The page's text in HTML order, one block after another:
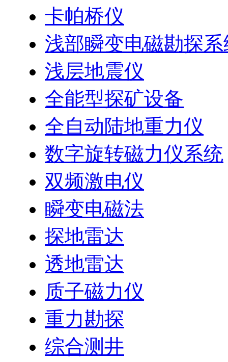
卡帕桥仪
浅部瞬变电磁勘探系
浅层地震仪
全能型探矿设备
全自动陆地重力仪
数字旋转磁力仪系统
双频激电仪
瞬变电磁法
探地雷达
透地雷达
质子磁力仪
重力勘探
综合测井